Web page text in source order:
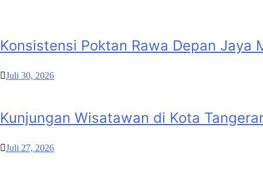
Konsistensi Poktan Rawa Depan Jaya
Juli 30, 2026
Kunjungan Wisatawan di Kota
Juli 27, 2026